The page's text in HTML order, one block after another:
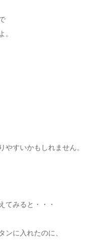
。
やすいかもしれません。
てみると・・・
ンに入れたのに、